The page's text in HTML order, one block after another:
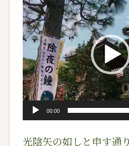
画
プ
レ
ヤ
ー
00:00
光陰矢の如しと申す通